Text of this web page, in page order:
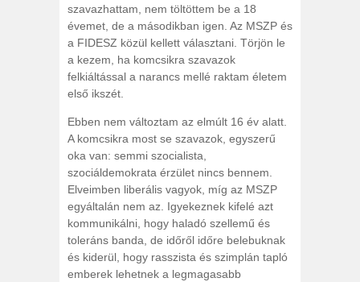
szavazhattam, nem töltöttem be a 18
évemet, de a másodikban igen. Az MSZP és
a FIDESZ közül kellett választani. Törjön le
a kezem, ha komcsikra szavazok
felkiáltással a narancs mellé raktam életem
első ikszét.
Ebben nem változtam az elmúlt 16 év alatt.
A komcsikra most se szavazok, egyszerű
oka van: semmi szocialista,
szociáldemokrata érzület nincs bennem.
Elveimben liberális vagyok, míg az MSZP
egyáltalán nem az. Igyekeznek kifelé azt
kommunikálni, hogy haladó szellemű és
toleráns banda, de időről időre belebuknak
és kiderül, hogy rasszista és szimplán tapló
emberek lehetnek a legmagasabb